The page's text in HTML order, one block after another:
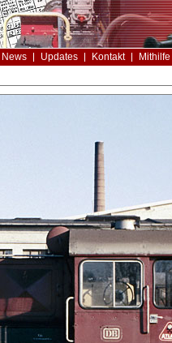
News Updates Kontakt Mithilfe